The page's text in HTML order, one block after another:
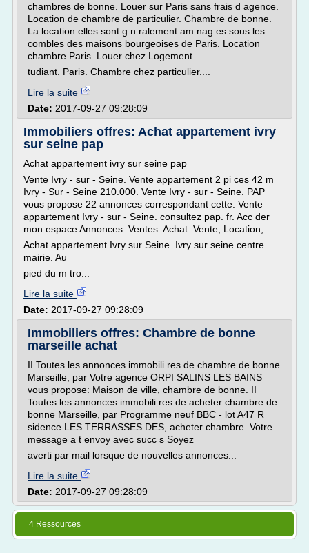
chambres de bonne. Louer sur Paris sans frais d agence.
Location de chambre de particulier. Chambre de bonne.
La location elles sont g n ralement am nag es sous les
combles des maisons bourgeoises de Paris. Location
chambre Paris. Louer chez Logement
tudiant. Paris. Chambre chez particulier....
Lire la suite
Date: 2017-09-27 09:28:09
Immobiliers offres: Achat appartement ivry
sur seine pap
Achat appartement ivry sur seine pap
Vente Ivry - sur - Seine. Vente appartement 2 pi ces 42 m
Ivry - Sur - Seine 210.000. Vente Ivry - sur - Seine. PAP
vous propose 22 annonces correspondant cette. Vente
appartement Ivry - sur - Seine. consultez pap. fr. Acc der
mon espace Annonces. Ventes. Achat. Vente; Location;
Achat appartement Ivry sur Seine. Ivry sur seine centre
mairie. Au
pied du m tro...
Lire la suite
Date: 2017-09-27 09:28:09
Immobiliers offres: Chambre de bonne
marseille achat
II Toutes les annonces immobili res de chambre de bonne
Marseille, par Votre agence ORPI SALINS LES BAINS
vous propose: Maison de ville, chambre de bonne. II
Toutes les annonces immobili res de acheter chambre de
bonne Marseille, par Programme neuf BBC - lot A47 R
sidence LES TERRASSES DES, acheter chambre. Votre
message a t envoy avec succ s Soyez
averti par mail lorsque de nouvelles annonces...
Lire la suite
Date: 2017-09-27 09:28:09
4 Ressources